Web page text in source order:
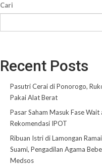
Cari
Recent Posts
Pasutri Cerai di Ponorogo,
Pakai Alat Berat
Pasar Saham Masuk Fase Wait
Rekomendasi IPOT
Ribuan Istri di Lamongan
Suami, Pengadilan Agama
Medsos